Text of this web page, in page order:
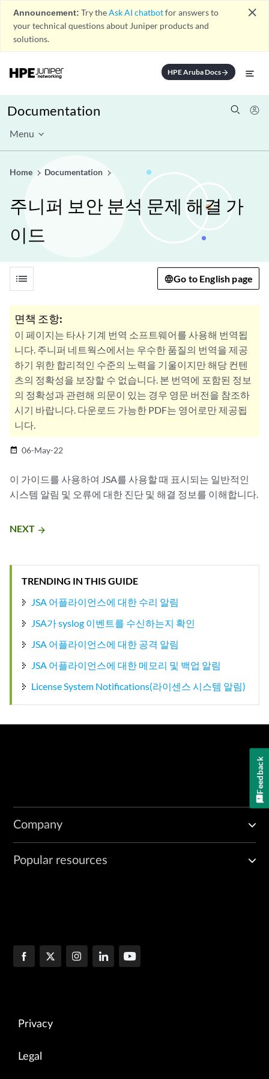
Announcement: Try theAsk AI chatbotfor answers to
your technical questions about Juniper products and
solutions.
close
HPE Aruba Docsarrow_forward
Documentation
Menu
Home Documentation
주니퍼 보안 분석 문제 해결 가
이드
list Go to English page
면책 조항:
이 페이지는 타사 기계 번역 소프트웨어를 사용해 번역됩
니다. 주니퍼 네트웍스에서는 우수한 품질의 번역을 제공
하기 위한 합리적인 수준의 노력을 기울이지만 해당 컨텐
츠의 정확성을 보장할 수 없습니다. 본 번역에 포함된 정보
의 정확성과 관련해 의문이 있는 경우 영문 버전을 참조하
시기 바랍니다. 다운로드 가능한 PDF는 영어로만 제공됩
니다.
date_range 06-May-22
이 가이드를 사용하여 JSA를 사용할 때 표시되는 일반적인
시스템 알림 및 오류에 대한 진단 및 해결 정보를 이해합니다.
NEXT arrow_forward
TRENDING IN THIS GUIDE
JSA 어플라이언스에 대한 수리 알림
JSA가 syslog 이벤트를 수신하는지 확인
JSA 어플라이언스에 대한 공격 알림
JSA 어플라이언스에 대한 메모리 및 백업 알림
License System Notifications(라이센스 시스템 알림)
Company
Popular resources
Privacy
Legal
Feedback